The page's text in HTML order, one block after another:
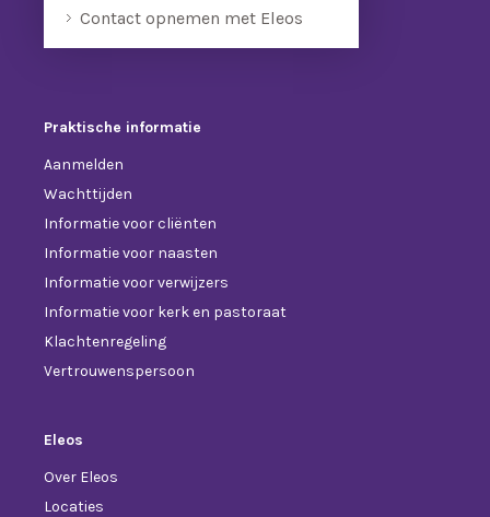
Contact opnemen met Eleos
Praktische informatie
Aanmelden
Wachttijden
Informatie voor cliënten
Informatie voor naasten
Informatie voor verwijzers
Informatie voor kerk en pastoraat
Klachtenregeling
Vertrouwenspersoon
Eleos
Over Eleos
Locaties